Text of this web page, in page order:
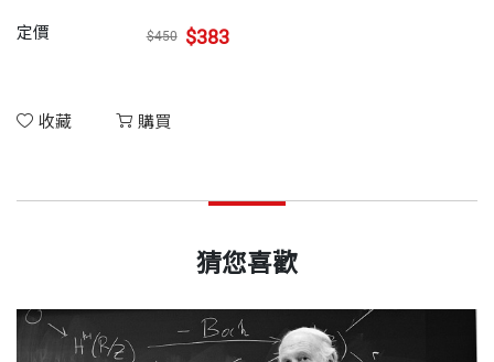
定價 $450 $383
收藏 購買
猜您喜歡